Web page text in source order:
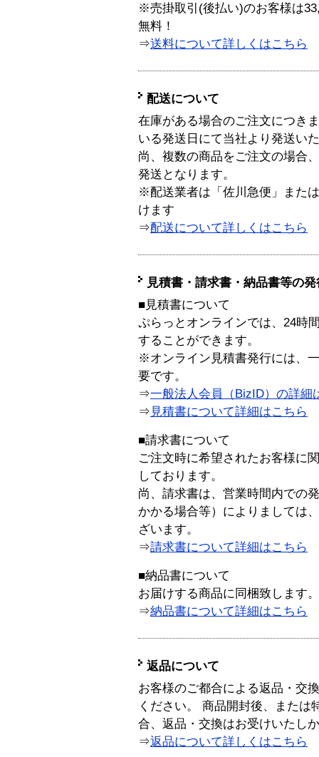
※売掛取引(後払い)のお客様は
無料！
⇒送料について詳しくはこちら
配送について
在庫がある場合のご注文につき
いる発送日にて当社より発送い
尚、複数の商品をご注文の場合
発送となります。
※配送業者は「佐川急便」また
けます
⇒配送について詳しくはこちら
見積書・請求書・納品書等の
■見積書について
ぷらっとオンラインでは、24時
することができます。
※オンライン見積書発行には、
要です。
⇒一般法人会員（BizID）の詳細
⇒ 見積書について詳細はこちら
■請求書について
ご注文時に希望されたお客様に
しております。
尚、請求書は、営業時間内での
かかる場合等）によりましては
ざいます。
⇒請求書について詳細はこちら
■納品書について
お届けする商品に同梱致します。
⇒納品書について詳細はこちら
返品について
お客様のご都合による返品・交
ください。 商品開封後、または
合、返品・交換はお受けいたし
⇒返品について詳しくはこちら